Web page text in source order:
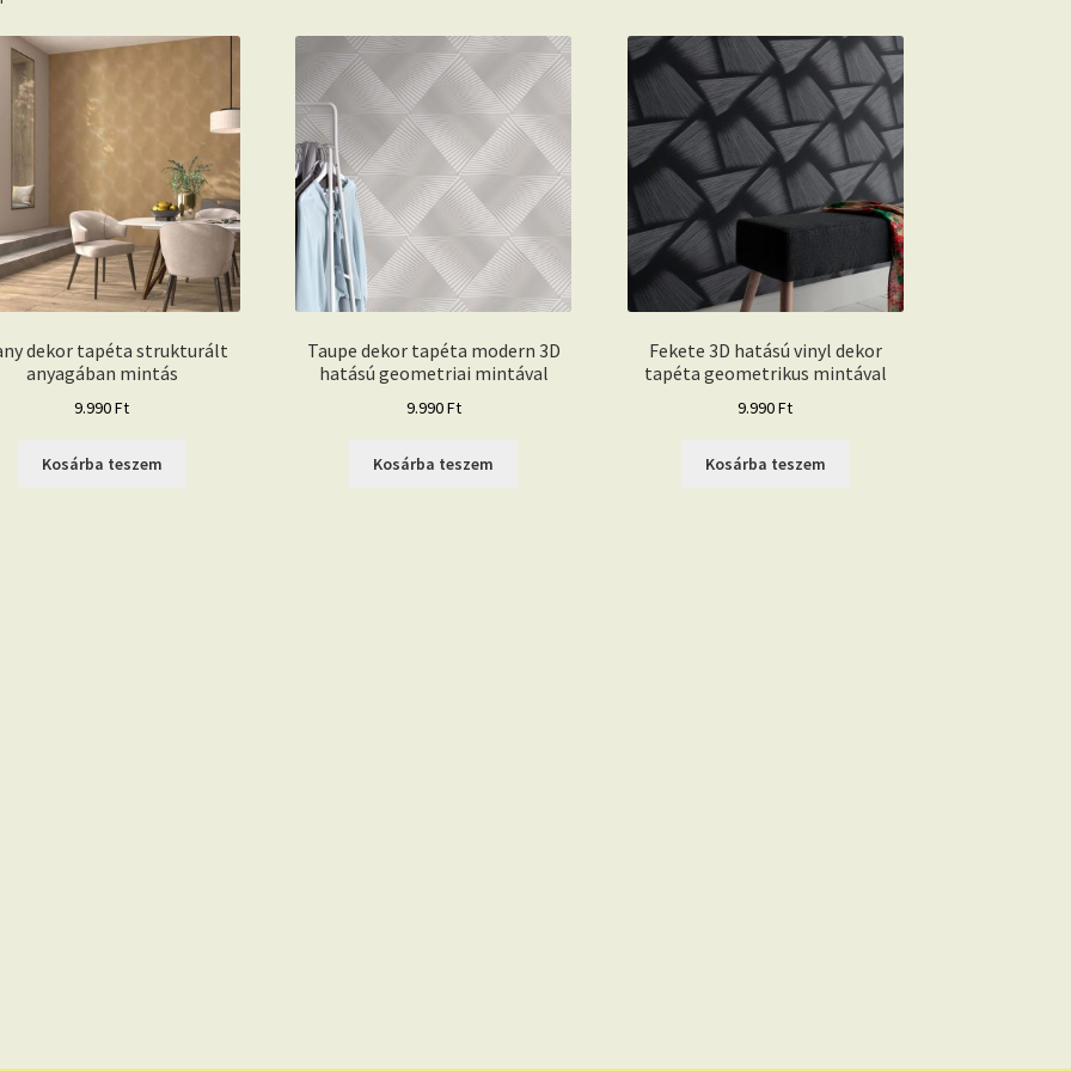
dekor tapéta strukturált
anyagában mintás
9.990Ft
Kosárba teszem
Taupe dekor tapéta modern 3D
hatású geometriai mintával
9.990Ft
Kosárba teszem
Fekete 3D hatású vinyl dekor
tapéta geometrikus mintával
9.990Ft
Kosárba teszem